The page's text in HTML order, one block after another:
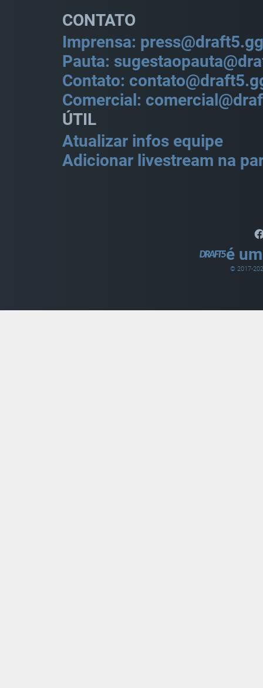
CONTATO
Imprensa: press@draft5.gg
Pauta:
Contato:
Comercial:
ÚTIL
Atualizar infos equipe
Adicionar livestream na
é
© 2017-